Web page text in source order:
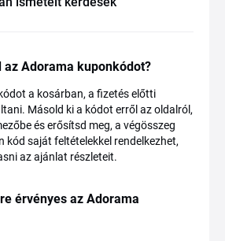
az Adorama kuponkódot?
a kosárban, a fizetés előtti
Másold ki a kódot erről az oldalról,
és erősítsd meg, a végösszeg
kód saját feltételekkel rendelkezhet,
az ajánlat részleteit.
érvényes az Adorama